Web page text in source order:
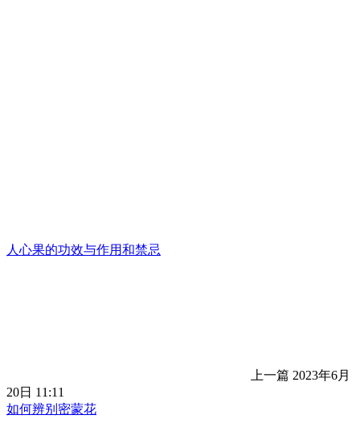
人心果的功效与作用和禁忌
上一篇 2023年6月
20日 11:11
如何辨别密蒙花